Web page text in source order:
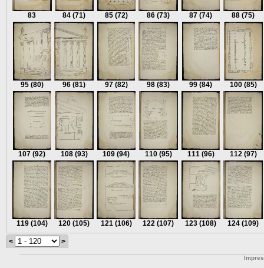
83 84 (71) 85 (72) 86 (73) 87 (74) 88 (75)
95 (80) 96 (81) 97 (82) 98 (83) 99 (84) 100 (85)
107 (92) 108 (93) 109 (94) 110 (95) 111 (96) 112 (97)
119 (104) 120 (105) 121 (106) 122 (107) 123 (108) 124 (109)
< >